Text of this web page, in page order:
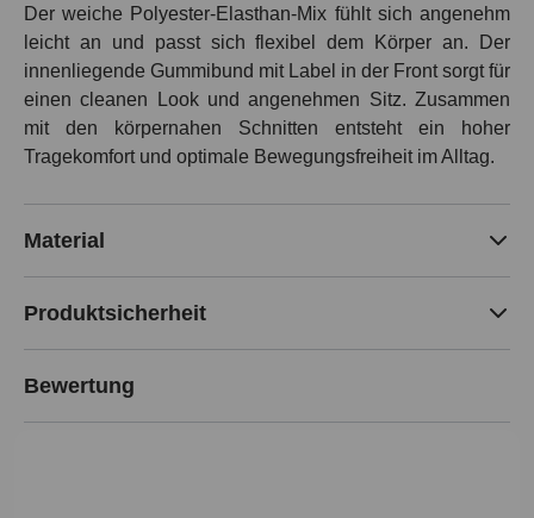
Der weiche Polyester-Elasthan-Mix fühlt sich angenehm
leicht an und passt sich flexibel dem Körper an. Der
innenliegende Gummibund mit Label in der Front sorgt für
einen cleanen Look und angenehmen Sitz. Zusammen
mit den körpernahen Schnitten entsteht ein hoher
Tragekomfort und optimale Bewegungsfreiheit im Alltag.
Material
Produktsicherheit
Bewertung